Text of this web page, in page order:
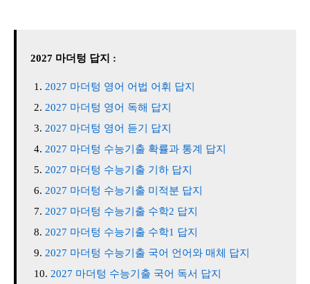
2027 마더텅 답지 :
2027 마더텅 영어 어법 어휘 답지
2027 마더텅 영어 독해 답지
2027 마더텅 영어 듣기 답지
2027 마더텅 수능기출 확률과 통계 답지
2027 마더텅 수능기출 기하 답지
2027 마더텅 수능기출 미적분 답지
2027 마더텅 수능기출 수학2 답지
2027 마더텅 수능기출 수학1 답지
2027 마더텅 수능기출 국어 언어와 매체 답지
2027 마더텅 수능기출 국어 독서 답지